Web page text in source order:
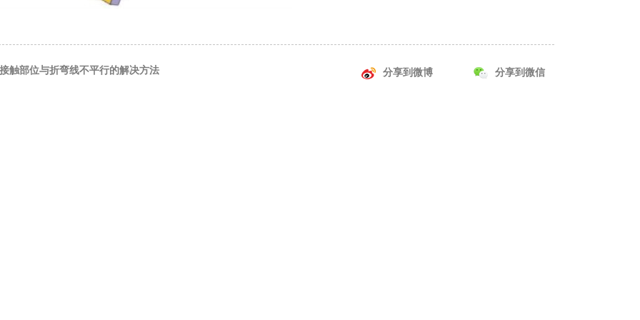
触部位与折弯线不平行的解决方法 分享到微博 分享到微信